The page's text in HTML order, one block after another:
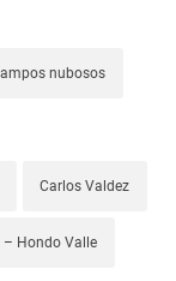
nubosos
Carlos Valdez
– Hondo Valle